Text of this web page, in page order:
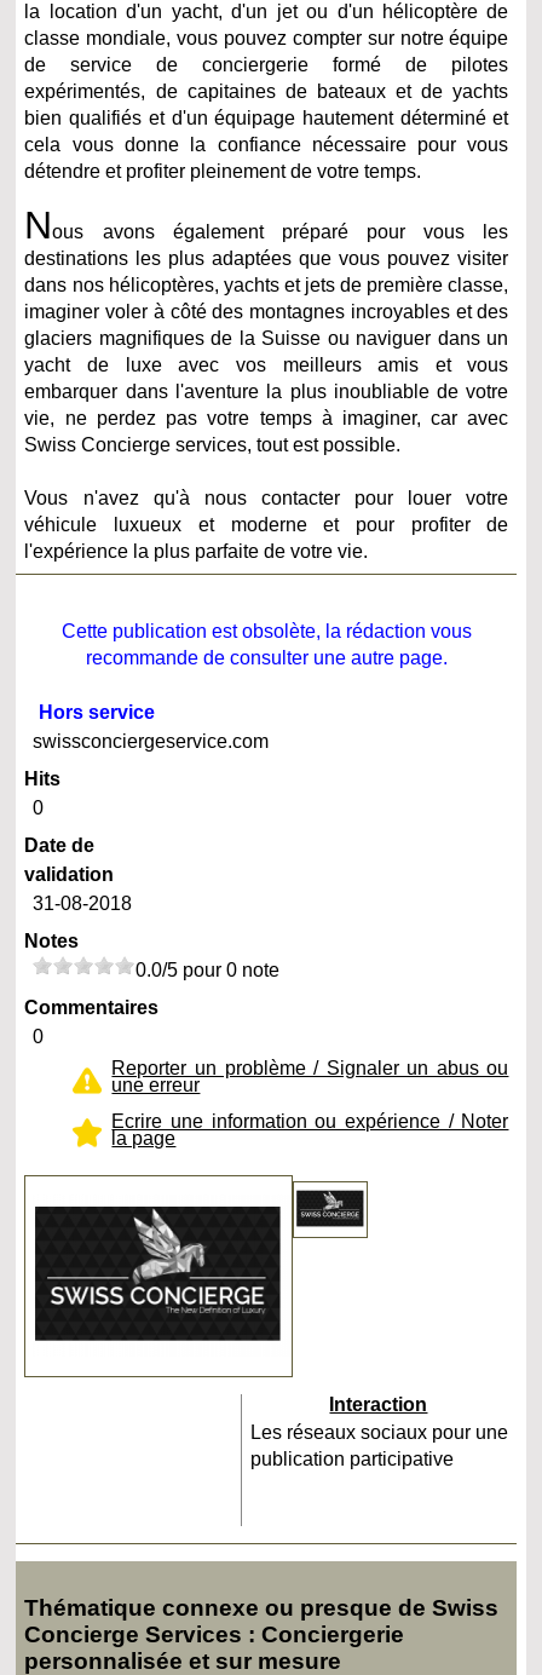
la location d'un yacht, d'un jet ou d'un hélicoptère de
classe mondiale, vous pouvez compter sur notre équipe
de service de conciergerie formé de pilotes
expérimentés, de capitaines de bateaux et de yachts
bien qualifiés et d'un équipage hautement déterminé et
cela vous donne la confiance nécessaire pour vous
détendre et profiter pleinement de votre temps.
Nous avons également préparé pour vous les
destinations les plus adaptées que vous pouvez visiter
dans nos hélicoptères, yachts et jets de première classe,
imaginer voler à côté des montagnes incroyables et des
glaciers magnifiques de la Suisse ou naviguer dans un
yacht de luxe avec vos meilleurs amis et vous
embarquer dans l'aventure la plus inoubliable de votre
vie, ne perdez pas votre temps à imaginer, car avec
Swiss Concierge services, tout est possible.
Vous n'avez qu'à nous contacter pour louer votre
véhicule luxueux et moderne et pour profiter de
l'expérience la plus parfaite de votre vie.
Cette publication est obsolète, la rédaction vous
recommande de consulter une autre page.
Hors service
swissconciergeservice.com
Hits
0
Date de
validation
31-08-2018
Notes
0.0/5 pour 0 note
Commentaires
0
Reporter un problème / Signaler un abus ou
une erreur
Ecrire une information ou expérience / Noter
la page
Interaction
Les réseaux sociaux pour une
publication participative
Thématique connexe ou presque de Swiss
Concierge Services : Conciergerie
personnalisée et sur mesure